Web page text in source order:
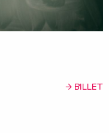
→ BILLET